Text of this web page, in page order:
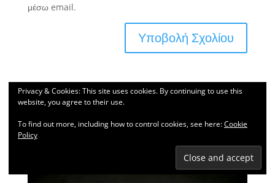
μέσω email.
This site uses Akismet to reduce spam.
Learn how
Privacy & Cookies: This site uses cookies. By continuing to use this
website, you agree to their use.
To find out more, including how to control cookies, see here:Cookie
Policy